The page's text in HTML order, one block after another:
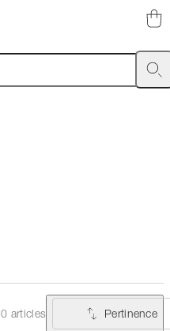
0 articles Pertinence